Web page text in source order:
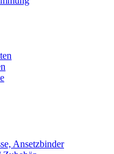
Ansetzbinder